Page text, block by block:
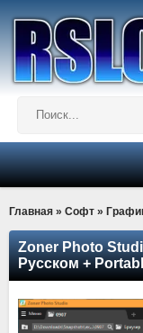
Главная » Софт »
Zoner Photo
Русском +